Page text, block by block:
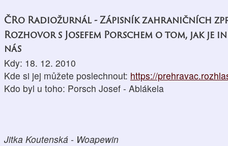
ČRo Radiožurnál - Zápisník zahraničních
Rozhovor s Josefem Porschem o tom, jak je
nás
Kdy: 18. 12. 2010
Kde si jej můžete poslechnout: https://
Kdo byl u toho: Porsch Josef - Ablákela
Jitka Koutenská - Woapewin